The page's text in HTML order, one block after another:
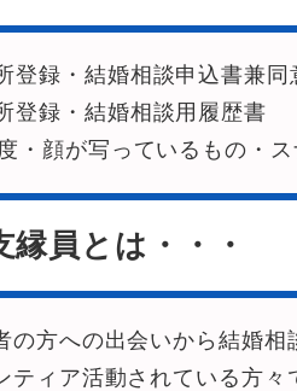
登録・結婚相談申込書兼同
登録・結婚相談用履歴書
・顔が写っているもの・
縁員とは・・・
の方への出会いから結婚
ティア活動されている方々